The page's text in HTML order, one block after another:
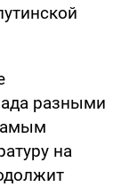
разными
на